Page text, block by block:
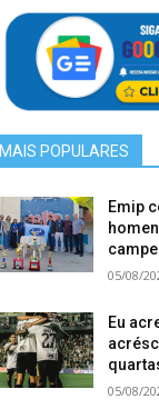
MAIS POPULARES
Emip
05/08/
Eu
05/08/